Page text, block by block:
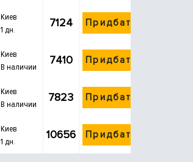
Киев
1 дн.
7124 Придбати
Киев
В наличии
7410 Придбати
Киев
В наличии
7823 Придбати
Киев
1 дн.
10656 Придбати